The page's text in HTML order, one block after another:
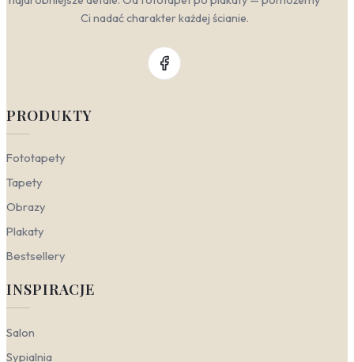
Ci nadać charakter każdej ścianie.
PRODUKTY
Fototapety
Tapety
Obrazy
Plakaty
Bestsellery
INSPIRACJE
Salon
Sypialnia